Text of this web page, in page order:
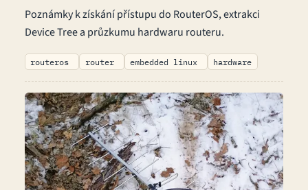
Poznámky k získání přístupu do RouterOS, extrakci
Device Tree a průzkumu hardwaru routeru.
routeros router embedded linux hardware